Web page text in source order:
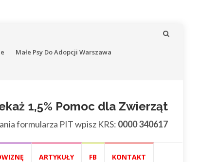
Małe Psy Do Adopcji Warszawa
1,5% Pomoc dla Zwierząt
formularza PIT wpisz KRS: 0000 340617
ARTYKUŁY FB KONTAKT